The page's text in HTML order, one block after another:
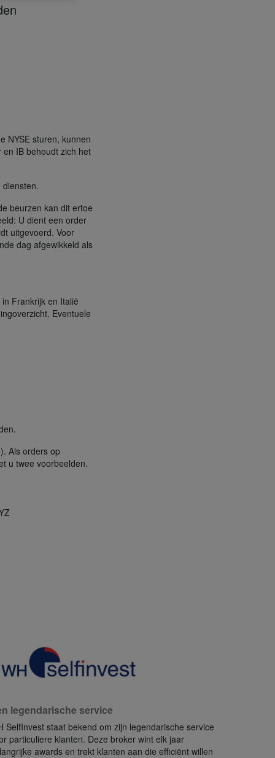
NYSE sturen, kunnen
IB behoudt zich het
beurzen kan dit ertoe
U dient een order
uitgevoerd. Voor
dag afgewikkeld als
Frankrijk en Italië
Eventuele
Als orders op
u twee voorbeelden.
legendarische service
SelfInvest staat bekend om zijn legendarische service
particuliere klanten. Deze broker wint elk jaar
awards en trekt klanten aan die efficiënt willen